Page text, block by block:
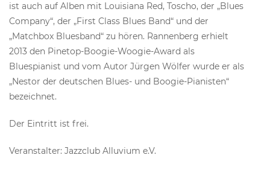
ist auch auf Alben mit Louisiana Red, Toscho, der „Blues
Company“, der „First Class Blues Band“ und der
„Matchbox Bluesband“ zu hören. Rannenberg erhielt
2013 den Pinetop-Boogie-Woogie-Award als
Bluespianist und vom Autor Jürgen Wölfer wurde er als
„Nestor der deutschen Blues- und Boogie-Pianisten“
bezeichnet.
Der Eintritt ist frei.
Veranstalter: Jazzclub Alluvium e.V.